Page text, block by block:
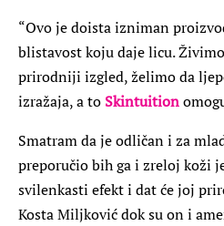
“Ovo je doista izniman
blistavost koju daje licu.
prirodniji izgled, želimo da
izražaja, a to Skintuition
Smatram da je odličan i za
preporučio bih ga i zreloj koži
svilenkasti efekt i dat će joj
Kosta Miljković dok su on i